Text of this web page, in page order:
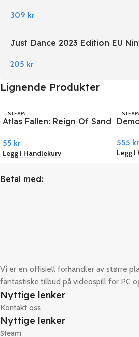
309 kr
Just Dance 2023 Edition EU
205 kr
Lignende Produkter
STEAM
Atlas Fallen: Reign Of Sand
55 kr
Legg I Handlekurv
STEAM
555 kr
Legg I
Betal med:
Vi er en offisiell forhandler av større
fantastiske tilbud på videospill for PC
Nyttige lenker
Kontakt oss
Nyttige lenker
Steam